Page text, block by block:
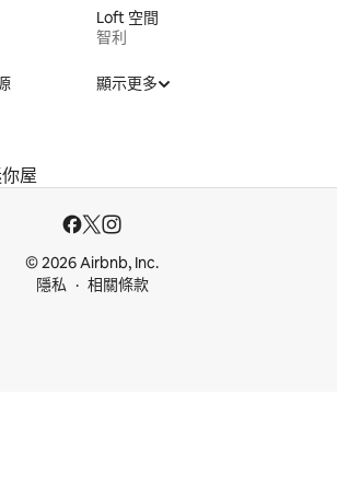
Loft 空間
智利
顯示更多
屋
© 2026 Airbnb, Inc.
隱私
相關條款